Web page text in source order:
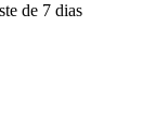
de 7 dias